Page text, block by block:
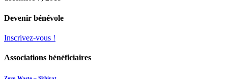
Devenir bénévole
Inscrivez-vous !
Associations bénéficiaires